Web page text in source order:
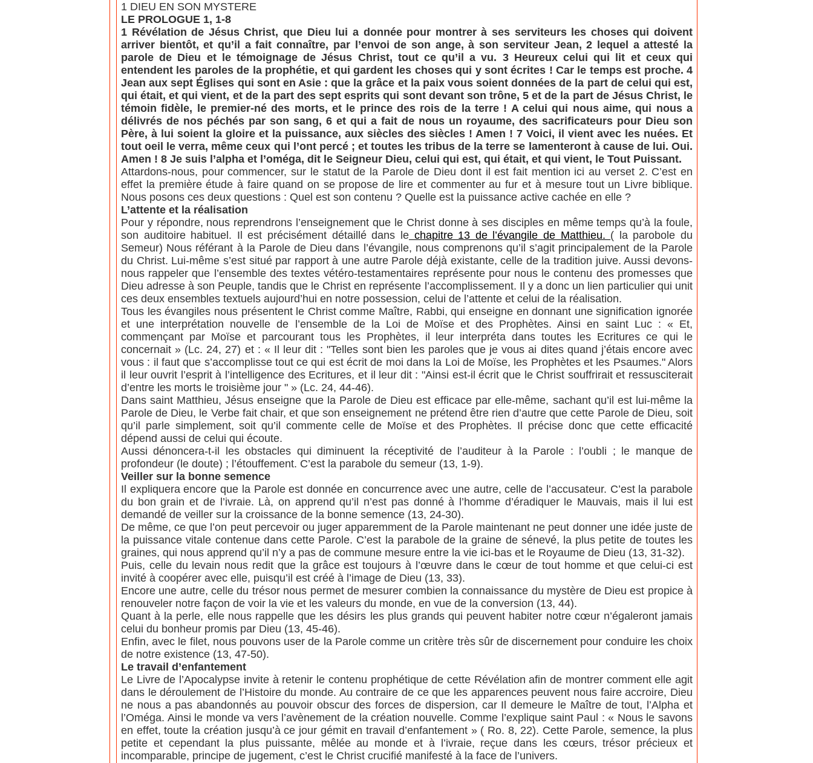
1 DIEU EN SON MYSTERE
LE PROLOGUE 1, 1-8
1 Révélation de Jésus Christ, que Dieu lui a donnée pour montrer à ses serviteurs les choses qui doivent
arriver bientôt, et qu’il a fait connaître, par l’envoi de son ange, à son serviteur Jean, 2 lequel a attesté la
parole de Dieu et le témoignage de Jésus Christ, tout ce qu’il a vu. 3 Heureux celui qui lit et ceux qui
entendent les paroles de la prophétie, et qui gardent les choses qui y sont écrites ! Car le temps est proche. 4
Jean aux sept Églises qui sont en Asie : que la grâce et la paix vous soient données de la part de celui qui est,
qui était, et qui vient, et de la part des sept esprits qui sont devant son trône, 5 et de la part de Jésus Christ, le
témoin fidèle, le premier-né des morts, et le prince des rois de la terre ! A celui qui nous aime, qui nous a
délivrés de nos péchés par son sang, 6 et qui a fait de nous un royaume, des sacrificateurs pour Dieu son
Père, à lui soient la gloire et la puissance, aux siècles des siècles ! Amen ! 7 Voici, il vient avec les nuées. Et
tout oeil le verra, même ceux qui l’ont percé ; et toutes les tribus de la terre se lamenteront à cause de lui. Oui.
Amen ! 8 Je suis l’alpha et l’oméga, dit le Seigneur Dieu, celui qui est, qui était, et qui vient, le Tout Puissant.
Attardons-nous, pour commencer, sur le statut de la Parole de Dieu dont il est fait mention ici au verset 2. C’est en
effet la première étude à faire quand on se propose de lire et commenter au fur et à mesure tout un Livre biblique.
Nous posons ces deux questions : Quel est son contenu ? Quelle est la puissance active cachée en elle ?
L’attente et la réalisation
Pour y répondre, nous reprendrons l’enseignement que le Christ donne à ses disciples en même temps qu’à la foule,
son auditoire habituel. Il est précisément détaillé dans lechapitre 13 de l’évangile de Matthieu. ( la parobole du
Semeur) Nous référant à la Parole de Dieu dans l’évangile, nous comprenons qu’il s’agit principalement de la Parole
du Christ. Lui-même s’est situé par rapport à une autre Parole déjà existante, celle de la tradition juive. Aussi devons-
nous rappeler que l’ensemble des textes vétéro-testamentaires représente pour nous le contenu des promesses que
Dieu adresse à son Peuple, tandis que le Christ en représente l’accomplissement. Il y a donc un lien particulier qui unit
ces deux ensembles textuels aujourd’hui en notre possession, celui de l’attente et celui de la réalisation.
Tous les évangiles nous présentent le Christ comme Maître, Rabbi, qui enseigne en donnant une signification ignorée
et une interprétation nouvelle de l’ensemble de la Loi de Moïse et des Prophètes. Ainsi en saint Luc : « Et,
commençant par Moïse et parcourant tous les Prophètes, il leur interpréta dans toutes les Ecritures ce qui le
concernait » (Lc. 24, 27) et : « Il leur dit : "Telles sont bien les paroles que je vous ai dites quand j’étais encore avec
vous : il faut que s’accomplisse tout ce qui est écrit de moi dans la Loi de Moïse, les Prophètes et les Psaumes." Alors
il leur ouvrit l’esprit à l’intelligence des Ecritures, et il leur dit : "Ainsi est-il écrit que le Christ souffrirait et ressusciterait
d’entre les morts le troisième jour " » (Lc. 24, 44-46).
Dans saint Matthieu, Jésus enseigne que la Parole de Dieu est efficace par elle-même, sachant qu’il est lui-même la
Parole de Dieu, le Verbe fait chair, et que son enseignement ne prétend être rien d’autre que cette Parole de Dieu, soit
qu’il parle simplement, soit qu’il commente celle de Moïse et des Prophètes. Il précise donc que cette efficacité
dépend aussi de celui qui écoute.
Aussi dénoncera-t-il les obstacles qui diminuent la réceptivité de l’auditeur à la Parole : l’oubli ; le manque de
profondeur (le doute) ; l’étouffement. C’est la parabole du semeur (13, 1-9).
Veiller sur la bonne semence
Il expliquera encore que la Parole est donnée en concurrence avec une autre, celle de l’accusateur. C’est la parabole
du bon grain et de l’ivraie. Là, on apprend qu’il n’est pas donné à l’homme d’éradiquer le Mauvais, mais il lui est
demandé de veiller sur la croissance de la bonne semence (13, 24-30).
De même, ce que l’on peut percevoir ou juger apparemment de la Parole maintenant ne peut donner une idée juste de
la puissance vitale contenue dans cette Parole. C’est la parabole de la graine de sénevé, la plus petite de toutes les
graines, qui nous apprend qu’il n’y a pas de commune mesure entre la vie ici-bas et le Royaume de Dieu (13, 31-32).
Puis, celle du levain nous redit que la grâce est toujours à l’œuvre dans le cœur de tout homme et que celui-ci est
invité à coopérer avec elle, puisqu’il est créé à l’image de Dieu (13, 33).
Encore une autre, celle du trésor nous permet de mesurer combien la connaissance du mystère de Dieu est propice à
renouveler notre façon de voir la vie et les valeurs du monde, en vue de la conversion (13, 44).
Quant à la perle, elle nous rappelle que les désirs les plus grands qui peuvent habiter notre cœur n’égaleront jamais
celui du bonheur promis par Dieu (13, 45-46).
Enfin, avec le filet, nous pouvons user de la Parole comme un critère très sûr de discernement pour conduire les choix
de notre existence (13, 47-50).
Le travail d’enfantement
Le Livre de l’Apocalypse invite à retenir le contenu prophétique de cette Révélation afin de montrer comment elle agit
dans le déroulement de l’Histoire du monde. Au contraire de ce que les apparences peuvent nous faire accroire, Dieu
ne nous a pas abandonnés au pouvoir obscur des forces de dispersion, car Il demeure le Maître de tout, l’Alpha et
l’Oméga. Ainsi le monde va vers l’avènement de la création nouvelle. Comme l’explique saint Paul : « Nous le savons
en effet, toute la création jusqu’à ce jour gémit en travail d’enfantement » ( Ro. 8, 22). Cette Parole, semence, la plus
petite et cependant la plus puissante, mêlée au monde et à l’ivraie, reçue dans les cœurs, trésor précieux et
incomparable, principe de jugement, c’est le Christ crucifié manifesté à la face de l’univers.